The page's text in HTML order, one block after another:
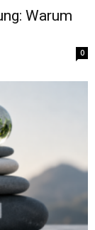
Warum
0